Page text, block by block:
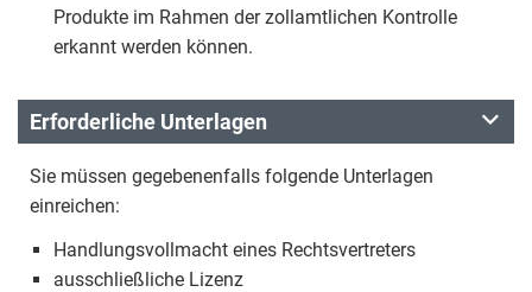
Produkte im Rahmen der zollamtlichen Kontrolle
erkannt werden können.
Erforderliche Unterlagen
Sie müssen gegebenenfalls folgende Unterlagen
einreichen:
Handlungsvollmacht eines Rechtsvertreters
ausschließliche Lizenz